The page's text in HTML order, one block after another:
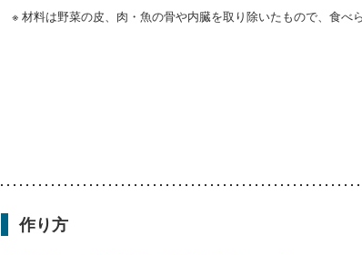
※ 材料は野菜の皮、肉・魚の骨や内臓を取り除いたもので、食べ
作り方